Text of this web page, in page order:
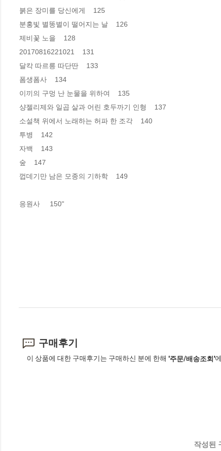
붉은 장미를 당신에게    125
분홍빛 별똥별이 떨어지는 날    126
제비꽃 노을    128
20170816221021    131
달칵 따르릉 따단딴    133
폼생폼사    134
이끼의 구멍 난 눈물을 위하여    135
샹젤리제와 일곱 살과 어린 호두까기 인형    137
소설책 위에서 노래하는 허파 한 조각    140
투병    142
자백    143
숲    147
껍데기만 남은 모종의 기하학    149
응원사     150"
구매후기
이 상품에 대한 구매후기는 구매하신 분에 한해 '주문/배송조회'
작성된